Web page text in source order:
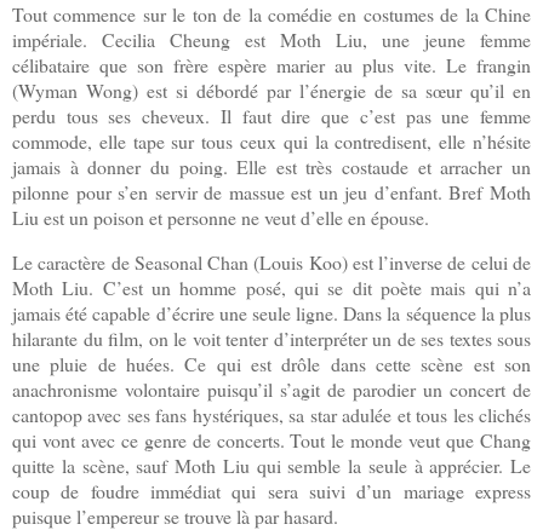
Tout commence sur le ton de la comédie en costumes de la Chine
impériale. Cecilia Cheung est Moth Liu, une jeune femme
célibataire que son frère espère marier au plus vite. Le frangin
(Wyman Wong) est si débordé par l’énergie de sa sœur qu’il en
perdu tous ses cheveux. Il faut dire que c’est pas une femme
commode, elle tape sur tous ceux qui la contredisent, elle n’hésite
jamais à donner du poing. Elle est très costaude et arracher un
pilonne pour s’en servir de massue est un jeu d’enfant. Bref Moth
Liu est un poison et personne ne veut d’elle en épouse.
Le caractère de Seasonal Chan (Louis Koo) est l’inverse de celui de
Moth Liu. C’est un homme posé, qui se dit poète mais qui n’a
jamais été capable d’écrire une seule ligne. Dans la séquence la plus
hilarante du film, on le voit tenter d’interpréter un de ses textes sous
une pluie de huées. Ce qui est drôle dans cette scène est son
anachronisme volontaire puisqu’il s’agit de parodier un concert de
cantopop avec ses fans hystériques, sa star adulée et tous les clichés
qui vont avec ce genre de concerts. Tout le monde veut que Chang
quitte la scène, sauf Moth Liu qui semble la seule à apprécier. Le
coup de foudre immédiat qui sera suivi d’un mariage express
puisque l’empereur se trouve là par hasard.